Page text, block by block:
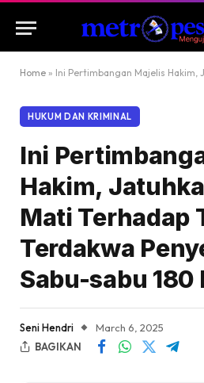
Home » Ini Pertimbangan Majelis Hakim, Jatuhkan Pidana Mati
HUKUM DAN KRIMINAL
Ini
Hakim,
Mati Terhadap
Terdakwa
Sabu-sabu 180
Seni Hendri
March 6, 2025
BAGIKAN